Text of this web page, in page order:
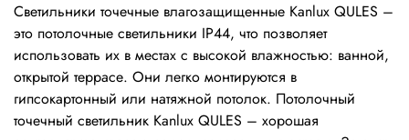
Светильники точечные влагозащищенные Kanlux QULES –
это потолочные светильники IP44, что позволяет
использовать их в местах с высокой влажностью: ванной,
открытой террасе. Они легко монтируются в
гипсокартонный или натяжной потолок. Потолочный
точечный светильник Kanlux QULES – хорошая